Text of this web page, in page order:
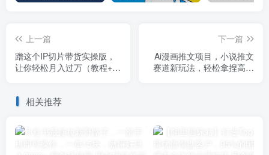
上一篇
蹭这个IP切片带货实操版，
让你轻松月入过万（教程+素
下一篇
Ai漫画推文项目，小说推文
赛道新玩法，轻松拿捏高收
相关推荐